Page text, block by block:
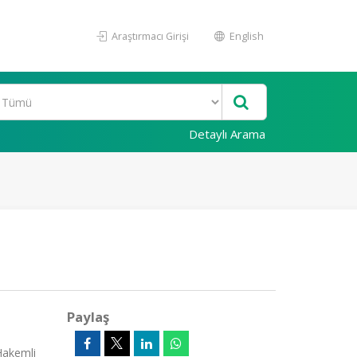
Araştırmacı Girişi English
Detaylı Arama
Paylaş